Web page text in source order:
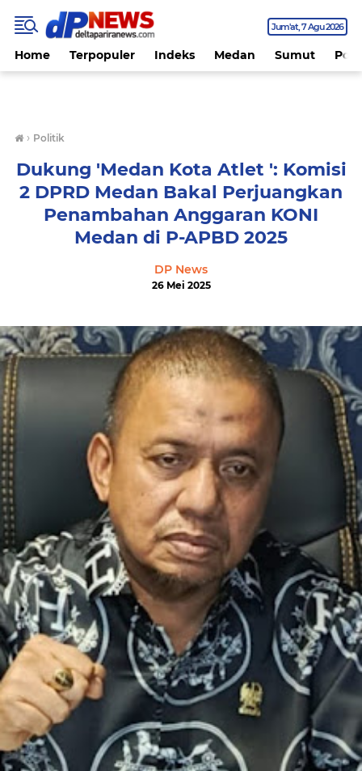
Jum'at 7 Agu 2026
Home Terpopuler Indeks Medan Sumut
› Politik
Dukung 'Medan Kota Atlet ': Komisi
2 DPRD Medan Bakal Perjuangkan
Penambahan Anggaran KONI
Medan di P-APBD 2025
DP News
26 Mei 2025